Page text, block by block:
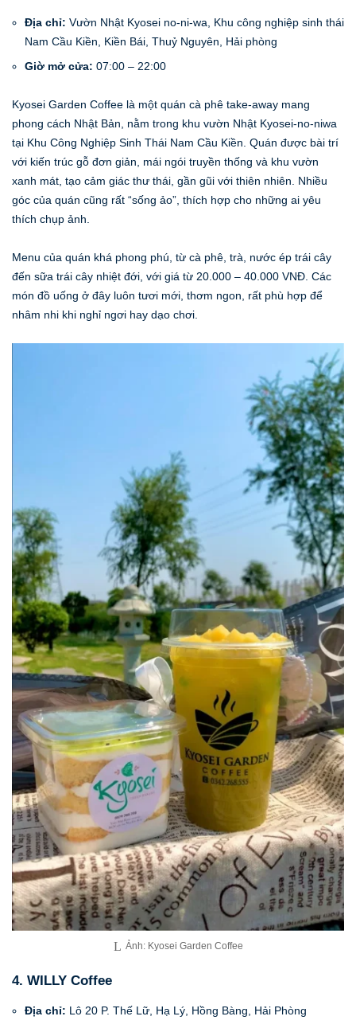
Địa chỉ: Vườn Nhật Kyosei no-ni-wa, Khu công nghiệp sinh thái
Nam Cầu Kiền, Kiền Bái, Thuỷ Nguyên, Hải phòng
Giờ mở cửa: 07:00 – 22:00
Kyosei Garden Coffee là một quán cà phê take-away mang
phong cách Nhật Bản, nằm trong khu vườn Nhật Kyosei-no-niwa
tại Khu Công Nghiệp Sinh Thái Nam Cầu Kiền. Quán được bài trí
với kiến trúc gỗ đơn giản, mái ngói truyền thống và khu vườn
xanh mát, tạo cảm giác thư thái, gần gũi với thiên nhiên. Nhiều
góc của quán cũng rất “sống ảo”, thích hợp cho những ai yêu
thích chụp ảnh.
Menu của quán khá phong phú, từ cà phê, trà, nước ép trái cây
đến sữa trái cây nhiệt đới, với giá từ 20.000 – 40.000 VNĐ. Các
món đồ uống ở đây luôn tươi mới, thơm ngon, rất phù hợp để
nhâm nhi khi nghỉ ngơi hay dạo chơi.
Ảnh: Kyosei Garden Coffee
4. WILLY Coffee
Địa chỉ: Lô 20 P. Thế Lữ, Hạ Lý, Hồng Bàng, Hải Phòng